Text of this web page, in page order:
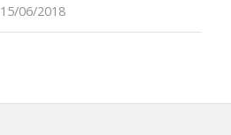
15/06/2018